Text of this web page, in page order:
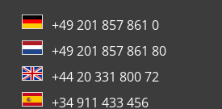
+49 201 857 861 0
+49 201 857 861 80
+44 20 331 800 72
+34 911 433 456